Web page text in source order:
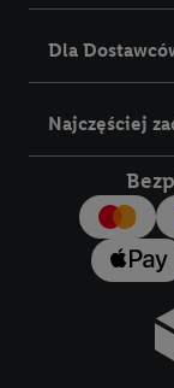
Dla
Najczęściej